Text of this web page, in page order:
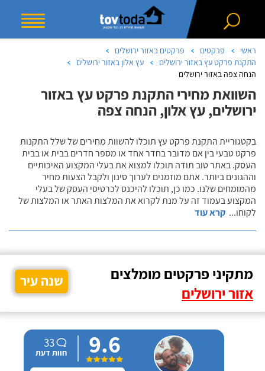
ראשי פרקטים
פרקטים באזור ירושלים
התקנת פרקט עץ באזור ירושלים
עץ אלון באזור ירושלים
הנחה צפה באזור ירושלים
השוואת מחירי התקנת פרקט עץ באזור
ירושלים, עץ אלון, הנחה צפה
בקטגוריית התקנת פרקט עץ תוכלו להשוות מחירים של שלל התקנות
פרקט טבעי בין אם מדובר בחדר אחד או מספר חדרים בבית או בבית
העסק. באתר טוב תודה תוכלו למצוא את בעלי המקצוע האיכותיים
וההגונים ביותר. אתם מוזמנים לערוך סינון ולקבל הצעות מחיר
מהמומחים שלנו. כמו כן, תוכלו להיכנס לכרטיסי העסק של בעלי
המקצוע בעמוד זה על מנת לקרוא את המלצות האתר או המלצות של
לקוחו... קרא עוד
מתקיני פרקטים מומלצים
אזור ירושלים
שנה עיר
9.6
33
חוות דעת